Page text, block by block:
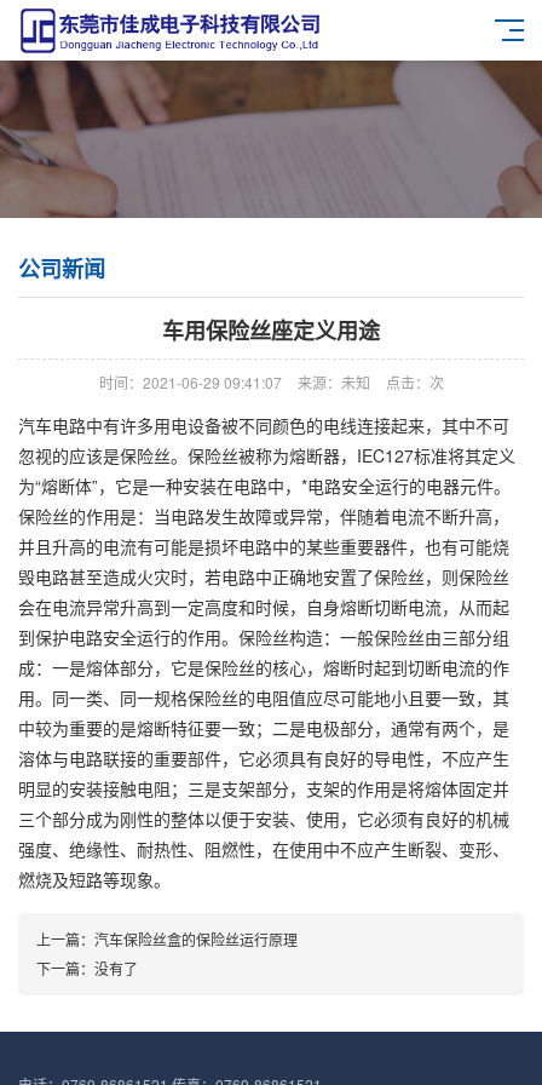
公司新闻
车用保险丝座定义用途
时间：2021-06-29 09:41:07 来源：未知 点击： 次
汽车电路中有许多用电设备被不同颜色的电线连接起来，其中不可
忽视的应该是保险丝。保险丝被称为熔断器，IEC127标准将其定义
为“熔断体”，它是一种安装在电路中，*电路安全运行的电器元件。
保险丝的作用是：当电路发生故障或异常，伴随着电流不断升高，
并且升高的电流有可能是损坏电路中的某些重要器件，也有可能烧
毁电路甚至造成火灾时，若电路中正确地安置了保险丝，则保险丝
会在电流异常升高到一定高度和时候，自身熔断切断电流，从而起
到保护电路安全运行的作用。保险丝构造：一般保险丝由三部分组
成：一是熔体部分，它是保险丝的核心，熔断时起到切断电流的作
用。同一类、同一规格保险丝的电阻值应尽可能地小且要一致，其
中较为重要的是熔断特征要一致；二是电极部分，通常有两个，是
溶体与电路联接的重要部件，它必须具有良好的导电性，不应产生
明显的安装接触电阻；三是支架部分，支架的作用是将熔体固定并
三个部分成为刚性的整体以便于安装、使用，它必须有良好的机械
强度、绝缘性、耐热性、阻燃性，在使用中不应产生断裂、变形、
燃烧及短路等现象。
上一篇： 汽车保险丝盒的保险丝运行原理
下一篇：没有了